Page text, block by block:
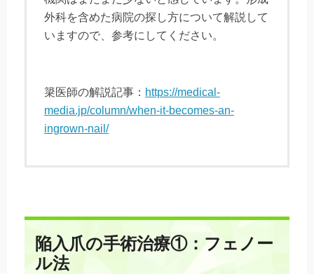
外科を含めた病院の探し方について解説して
いますので、参考にしてください。
簗医師の解説記事： https://medical-
media.jp/column/when-it-becomes-an-
ingrown-nail/
陥入爪の手術治療①：フェノー
ル法